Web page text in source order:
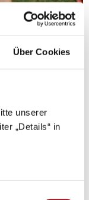
Über Cookies
unserer
„Details“ in